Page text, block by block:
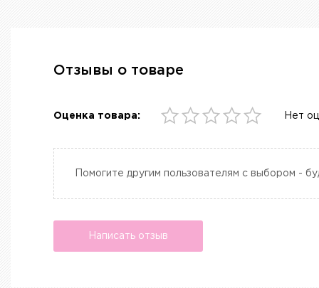
Отзывы о товаре
Оценка товара: Нет
Помогите другим пользователям с выбором -
Написать отзыв